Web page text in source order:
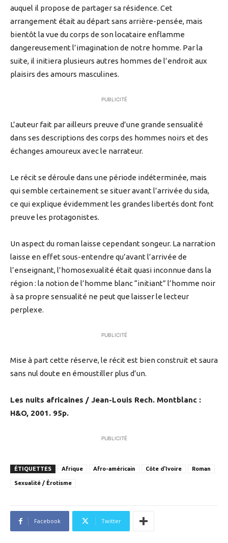
auquel il propose de partager sa résidence. Cet
arrangement était au départ sans arrière-pensée, mais
bientôt la vue du corps de son locataire enflamme
dangereusement l’imagination de notre homme. Par la
suite, il initiera plusieurs autres hommes de l’endroit aux
plaisirs des amours masculines.
PUBLICITÉ
L’auteur fait par ailleurs preuve d’une grande sensualité
dans ses descriptions des corps des hommes noirs et des
échanges amoureux avec le narrateur.
Le récit se déroule dans une période indéterminée, mais
qui semble certainement se situer avant l’arrivée du sida,
ce qui explique évidemment les grandes libertés dont font
preuve les protagonistes.
Un aspect du roman laisse cependant songeur. La narration
laisse en effet sous-entendre qu’avant l’arrivée de
l’enseignant, l’homosexualité était quasi inconnue dans la
région : la notion de l’homme blanc “initiant” l’homme noir
à sa propre sensualité ne peut que laisser le lecteur
perplexe.
PUBLICITÉ
Mise à part cette réserve, le récit est bien construit et saura
sans nul doute en émoustiller plus d’un.
Les nuits africaines / Jean-Louis Rech. Montblanc :
H&O, 2001. 95p.
PUBLICITÉ
ÉTIQUETTES Afrique Afro-américain Côte d'Ivoire Roman
Sexualité / Érotisme
Facebook Twitter